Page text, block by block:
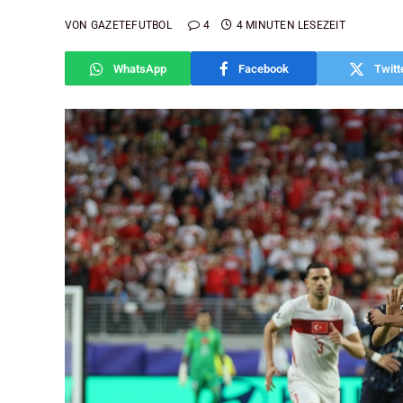
VON GAZETEFUTBOL 4 4 MINUTEN LESEZEIT
WhatsApp Facebook